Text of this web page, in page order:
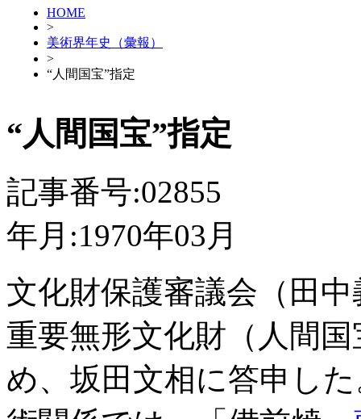
HOME
>
美術界年史（彙報）
>
“人間国宝”指定
“人間国宝”指定
記事番号:02855
年月:1970年03月
文化財保護審議会（田
重要無形文化財（人間
め、坂田文相に答申し